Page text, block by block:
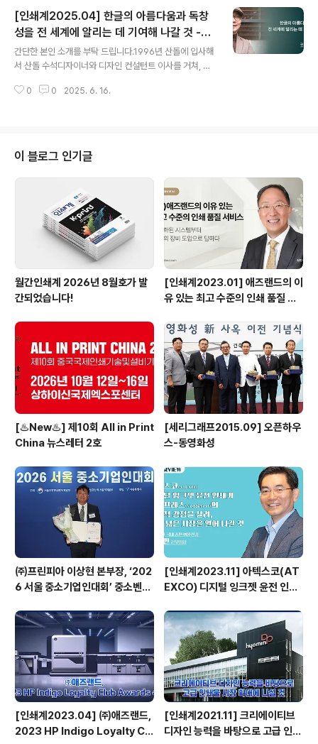
폰트와 임베딩 폰트, 다국어 유니버설 정보 전달 툴 등의 서
비스를 제공하고 있습니다.또한, 문자의 모양이 알기 쉬우
며 잘못 읽을 가능성이 적다는 콘셉트로 유니버설 디자인
(UD) 폰트를 개발해서 2009년도 굿디자인상을 수상했습
니다. 일본어 외에 다국어 폰트도 제공할 뿐 아니라 제삼자
기관과 공동으로 가시성·가독성에 관한 비교 연구 보고를
[인쇄계2025.04] 한글의 아름다움과 독창
성을 전 세계에 알리는 데 기여해 나갈 것 -
㈜산돌티움 권경석 폰트디자인팀 이사
간단한 본인 소개를 부탁 드립니다.1996년 산돌에 입사해
서 산돌 수석디자이너와 디자인 컨설턴트 이사를 거쳐, 현
하고 있는 한글 디자인 전문 브랜드 ㈜산돌티움의 폰트디
와 산돌네오시리즈와 같은 프리미엄 본문서체 기획과 디렉
팅 개발 업무를 진행했으며, 조선일보 신문전용서체 5종(1
999)과 중앙일보 신문전용서체 8종(2001~2005), 삼성
그룹 기업서체 삼성서체(2003~2013), 현대카드 기업전
용 서체(2005), 네이버 나눔고딕, 옥션전용서체(2007~
2008)..
0 0 2025. 6. 16.
이 블로그 인기글
월간인쇄계 2026년 8월호가 발
간되었습니다!
[인쇄계2023.01] 애즈랜드의 이
유 있는 최고 수준의 인쇄 품질 서
장비 도입으로 답하다 - ㈜애즈랜
드 최현수 대표이사
[♨️New♨️] 제10회 All in Print
China 뉴스레터 2호
[세리그래프2015.09] 오픈하우
스-동영화성
㈜프린피아 이상현 본부장, ‘202
6 서울 중소기업인대회’ 중소벤처
[인쇄계2023.11] 아텍스코(AT
EXCO) 디지털 잉크젯 윤전 인쇄
기능적 강점을 살려, 보다 넓은 시
장을 열어 나갈 것 - 아텍스코(AT
EXCO) 국내 총판 ㈜풀린키 강성
민 전무이사
[인쇄계2023.04] ㈜애즈랜드,
2023 HP Indigo Loyalty Clu
[인쇄계2021.11] 크리에이티브
디자인 능력을 바탕으로 고급 인쇄